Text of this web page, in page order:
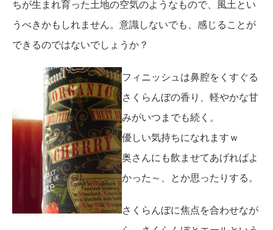
ちが生まれ育った土地の空気のようなもので、風土とい
うべきかもしれません。意識しないでも、感じることが
できるのではないでしょうか？
フィニッシュは鼻腔をくすぐる
さくらんぼの香り、軽やかな甘
みがいつまでも続く。
優しい気持ちになれますｗ
奥さんにも飲ませてあげればよ
かった～、とか思ったりする。
さくらんぼに焦点を合わせなが